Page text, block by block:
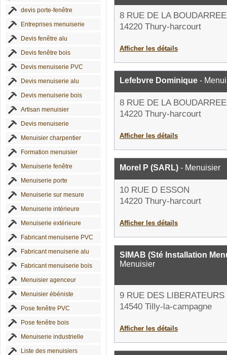
devis porte-fenêtre
Entreprises menuiserie
Devis fenêtre alu
Devis fenêtre bois
Devis menuiserie PVC
Devis menuiserie alu
Devis menuiserie bois
Artisan menuisier
Devis menuiserie
Menuisier charpentier
Formation menuisier
Menuiserie fenêtre
Menuiserie porte
Menuiserie sur mesure
Menuiserie intérieure
Menuiserie extérieure
Fabricant menuiserie PVC
Fabricant menuiserie alu
Fabricant menuiserie bois
Menuisier agenceur
Menuisier ébéniste
Pose fenêtre PVC
Pose fenêtre bois
Menuiserie industrielle
Liste des menuisiers
8 RUE DE LA BOUDARREE
14220 Thury-harcourt
Afficher les détails
Lefebvre Dominique -
8 RUE DE LA BOUDARREE
14220 Thury-harcourt
Afficher les détails
Morel P (SARL) - Menuisier
10 RUE D ESSON
14220 Thury-harcourt
Afficher les détails
SIMAB (Sté Installation
Menuisier
9 RUE DES LIBERATEURS
14540 Tilly-la-campagne
Afficher les détails